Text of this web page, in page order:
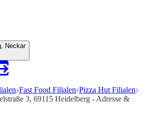
Neckar
Fast Food Filialen Pizza Hut Filialen
3, 69115 Heidelberg - Adresse &